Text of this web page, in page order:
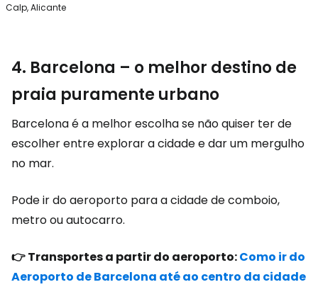
Calp, Alicante
4. Barcelona – o melhor destino de
praia puramente urbano
Barcelona é a melhor escolha se não quiser ter de
escolher entre explorar a cidade e dar um mergulho
no mar.
Pode ir do aeroporto para a cidade de comboio,
metro ou autocarro.
👉 Transportes a partir do aeroporto:Como ir do
Aeroporto de Barcelona até ao centro da cidade